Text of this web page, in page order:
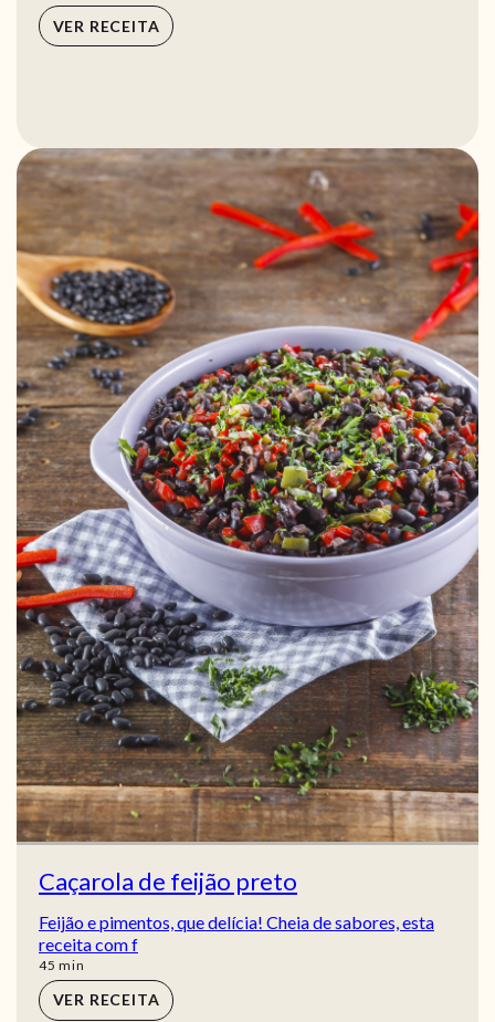
VER RECEITA
Caçarola de feijão preto
Feijão e pimentos, que delícia! Cheia de sabores, esta
receita com f
45 min
min
VER RECEITA